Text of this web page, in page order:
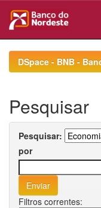
navigationDSpace - BNB -
Pesquisar
Pesquisar:
por
Filtros correntes: